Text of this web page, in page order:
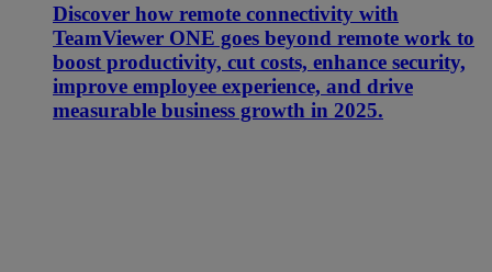
Discover how remote connectivity with
TeamViewer ONE goes beyond remote work to
boost productivity, cut costs, enhance security,
improve employee experience, and drive
measurable business growth in 2025.